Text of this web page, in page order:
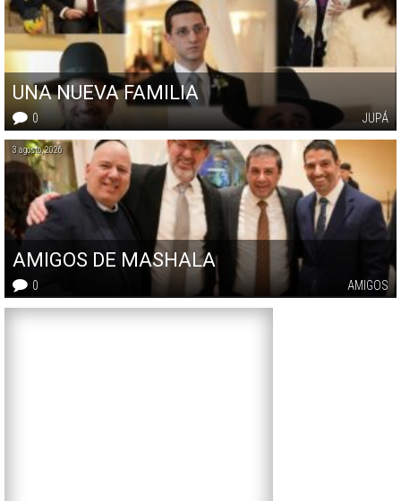
UNA NUEVA FAMILIA
JUPÁ
0
3 agosto, 2026
AMIGOS DE MASHALA
AMIGOS
0